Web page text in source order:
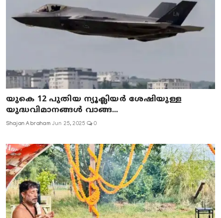
യുകെ 12 പുതിയ ന്യൂക്ലിയർ ശേഷിയുള്ള
യുദ്ധവിമാനങ്ങൾ വാങ്ങ...
Shajan Abraham Jun 25, 2025 0